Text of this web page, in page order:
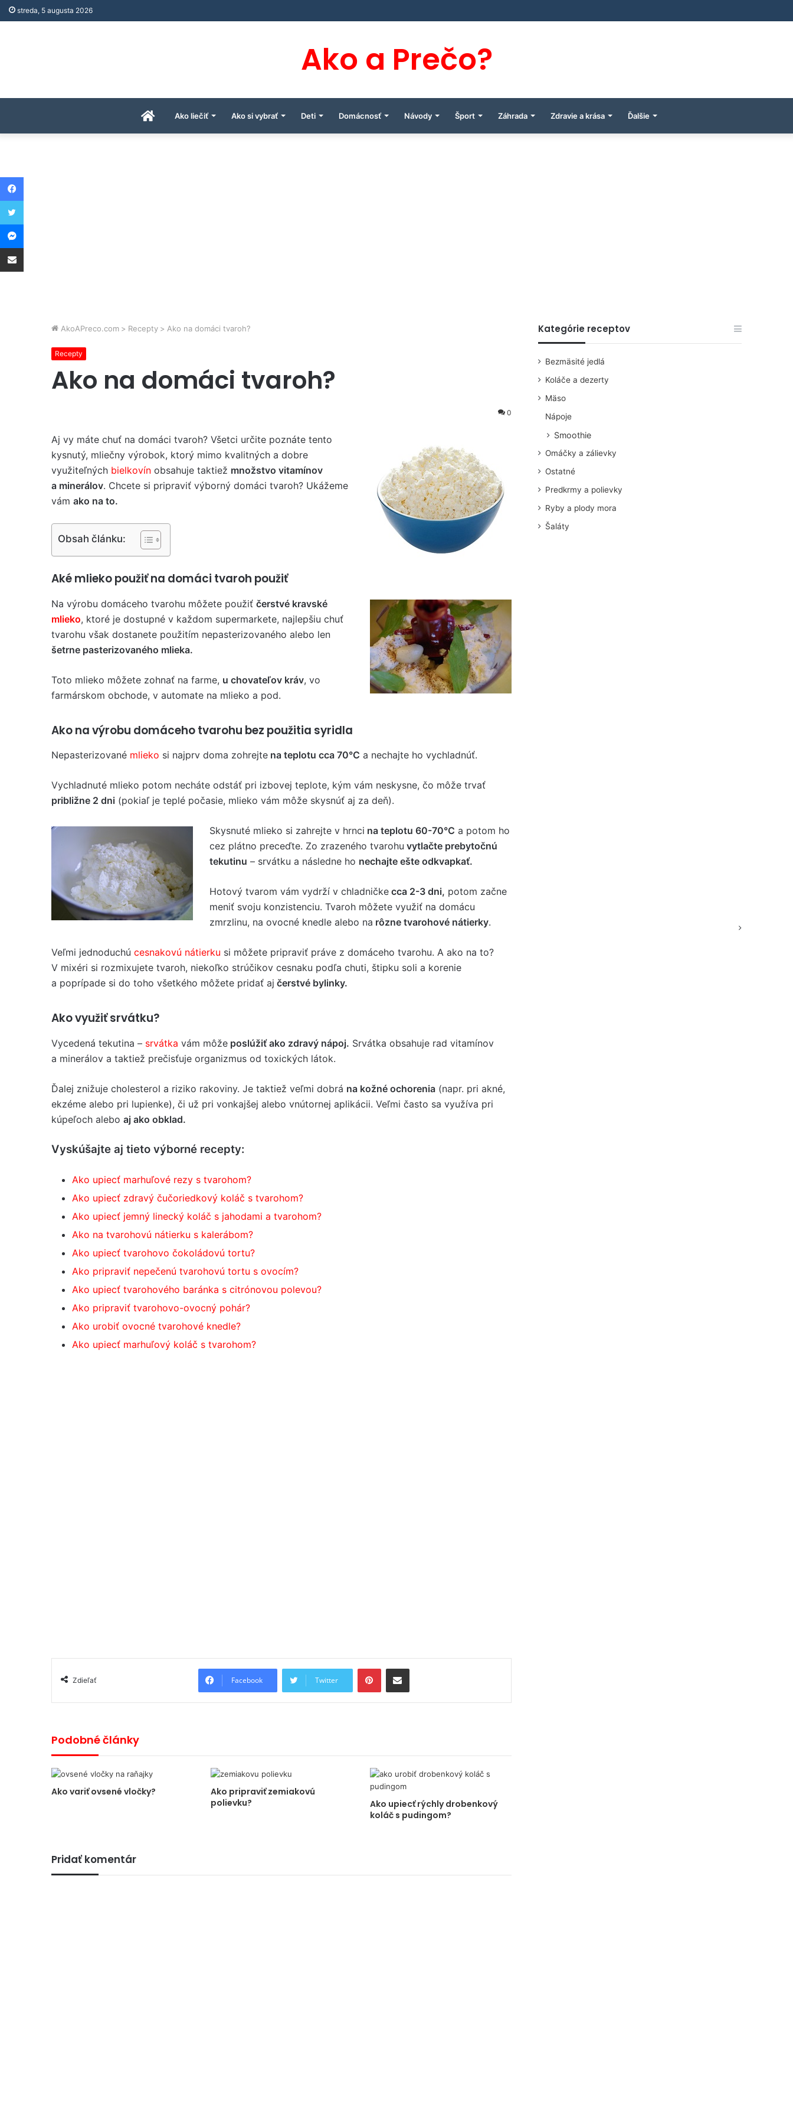
streda, 5 augusta 2026
Ako a Prečo?
ÚvodnáAko liečiť Ako si vybrať Deti Domácnosť Návody Šport Záhrada Zdravie a krása Ďalšie
AkoAPreco.com > Recepty > Ako na domáci tvaroh?
Recepty
Ako na domáci tvaroh?
0
Aj vy máte chuť na domáci tvaroh? Všetci určite poznáte tento
kysnutý, mliečny výrobok, ktorý mimo kvalitných a dobre
využiteľných bielkovín obsahuje taktiež množstvo vitamínov
a minerálov. Chcete si pripraviť výborný domáci tvaroh? Ukážeme
vám ako na to.
Obsah článku:
Aké mlieko použiť na domáci tvaroh použiť
Na výrobu domáceho tvarohu môžete použiť čerstvé kravské
mlieko, ktoré je dostupné v každom supermarkete, najlepšiu chuť
tvarohu však dostanete použitím nepasterizovaného alebo len
šetrne pasterizovaného mlieka.
Toto mlieko môžete zohnať na farme, u chovateľov kráv, vo
farmárskom obchode, v automate na mlieko a pod.
Ako na výrobu domáceho tvarohu bez použitia syridla
Nepasterizované mlieko si najprv doma zohrejte na teplotu cca 70°C a nechajte ho vychladnúť.
Vychladnuté mlieko potom necháte odstáť pri izbovej teplote, kým vám neskysne, čo môže trvať
približne 2 dni (pokiaľ je teplé počasie, mlieko vám môže skysnúť aj za deň).
Skysnuté mlieko si zahrejte v hrnci na teplotu 60-70°C a potom ho
cez plátno preceďte. Zo zrazeného tvarohu vytlačte prebytočnú
tekutinu – srvátku a následne ho nechajte ešte odkvapkať.
Hotový tvarom vám vydrží v chladničke cca 2-3 dni, potom začne
meniť svoju konzistenciu. Tvaroh môžete využiť na domácu
zmrzlinu, na ovocné knedle alebo na rôzne tvarohové nátierky.
Veľmi jednoduchú cesnakovú nátierku si môžete pripraviť práve z domáceho tvarohu. A ako na to?
V mixéri si rozmixujete tvaroh, niekoľko strúčikov cesnaku podľa chuti, štipku soli a korenie
a poprípade si do toho všetkého môžete pridať aj čerstvé bylinky.
Ako využiť srvátku?
Vycedená tekutina – srvátka vám môže poslúžiť ako zdravý nápoj. Srvátka obsahuje rad vitamínov
a minerálov a taktiež prečisťuje organizmus od toxických látok.
Ďalej znižuje cholesterol a riziko rakoviny. Je taktiež veľmi dobrá na kožné ochorenia (napr. pri akné,
ekzéme alebo pri lupienke), či už pri vonkajšej alebo vnútornej aplikácii. Veľmi často sa využíva pri
kúpeľoch alebo aj ako obklad.
Vyskúšajte aj tieto výborné recepty:
Ako upiecť marhuľové rezy s tvarohom?
Ako upiecť zdravý čučoriedkový koláč s tvarohom?
Ako upiecť jemný linecký koláč s jahodami a tvarohom?
Ako na tvarohovú nátierku s kalerábom?
Ako upiecť tvarohovo čokoládovú tortu?
Ako pripraviť nepečenú tvarohovú tortu s ovocím?
Ako upiecť tvarohového baránka s citrónovou polevou?
Ako pripraviť tvarohovo-ovocný pohár?
Ako urobiť ovocné tvarohové knedle?
Ako upiecť marhuľový koláč s tvarohom?
Zdieľať Facebook Twitter
PinterestShare via Email
Podobné články
Ako variť ovsené vločky?
Ako pripraviť zemiakovú
polievku?
Ako upiecť rýchly drobenkový
koláč s pudingom?
Pridať komentár
Kategórie receptov
Bezmäsité jedlá
Koláče a dezerty
Mäso
Nápoje
Smoothie
Omáčky a zálievky
Ostatné
Predkrmy a polievky
Ryby a plody mora
Šaláty
Facebook
Twitter
Messenger
Share via Email